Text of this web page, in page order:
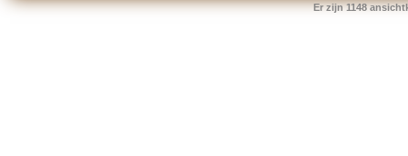
Er zijn 1148